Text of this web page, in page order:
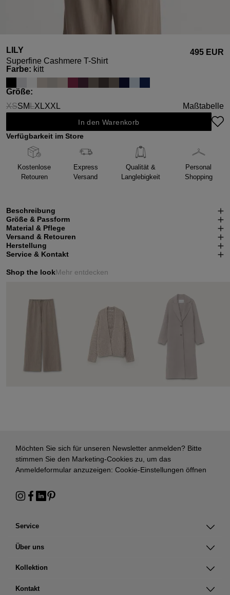
LILY
Superfine Cashmere T-Shirt
495 EUR
Farbeauswählen
: kitt
Größeauswählen
:
XS
(Diese Option ist zurzeit nicht verfügbar.)
SML
(Diese Option ist zurzeit nicht verfügbar.)
XLXXL Maßtabelle
In den Warenkorb
Verfügbarkeit im Store
Kostenlose
Retouren
Express
Versand
Qualität &
Langlebigkeit
Personal
Shopping
Beschreibung
Größe & Passform
Material & Pflege
Versand & Retouren
Herstellung
Service & Kontakt
Shop the lookMehr entdecken
Service
Über uns
Kollektion
Kontakt
Möchten Sie sich für unseren Newsletter anmelden? Bitte
stimmen Sie den Marketing-Cookies zu, um das
Anmeldeformular anzuzeigen: Cookie-Einstellungen öffnen